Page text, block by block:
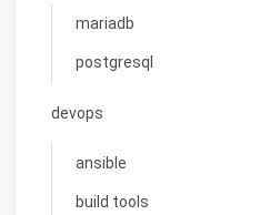
mariadb
postgresql
devops
ansible
build tools